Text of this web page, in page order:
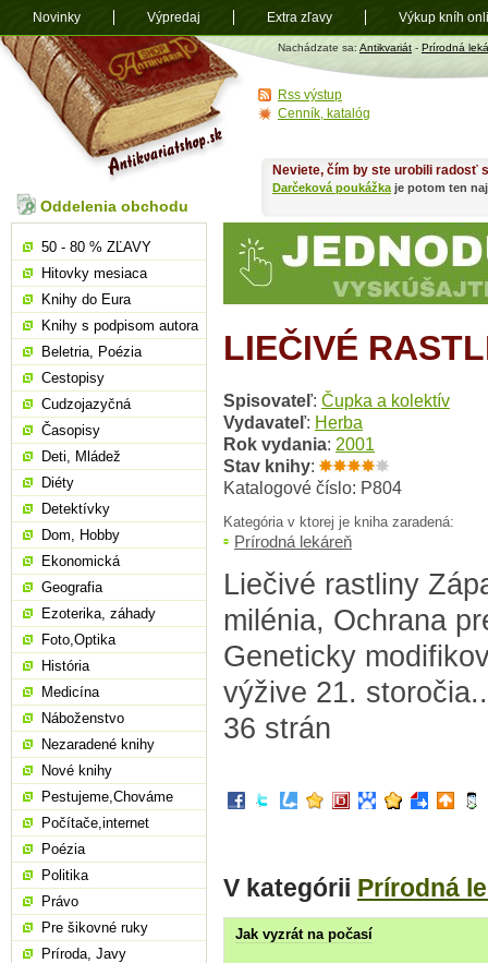
Antikvariát
shop.sk
Nachádzate sa: Antikvariát - Prírodná
LIEČIVÉ
Spisovateľ: Čupka a kolektív
Vydavateľ: Herba
Rok vydania: 2001
Stav knihy:
Katalogové číslo: P804
Kategória v ktorej je kniha zaradená:
Prírodná lekáreň
Liečivé rastliny
milénia, Ochrana
Geneticky
výžive 21.
36 strán
V kategórii Prírodná
Jak vyzrát na počasí
Neviete, čím by ste urobili radosť
Darčeková poukážka je potom ten
Oddelenia obchodu
50 - 80 % ZĽAVY
Hitovky mesiaca
Knihy do Eura
Knihy s podpisom autora
Beletria, Poézia
Cestopisy
Cudzojazyčná
Časopisy
Deti, Mládež
Diéty
Detektívky
Dom, Hobby
Ekonomická
Geografia
Ezoterika, záhady
Foto,Optika
História
Medicína
Náboženstvo
Nezaradené knihy
Nové knihy
Pestujeme,Chováme
Počítače,internet
Poézia
Politika
Právo
Pre šikovné ruky
Príroda, Javy
Rss výstup
Cenník, katalóg
Novinky Výpredaj Extra zľavy Výkup kníh